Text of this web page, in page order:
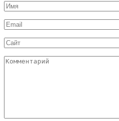
Имя
*
Email
*
Сайт
Комментарий